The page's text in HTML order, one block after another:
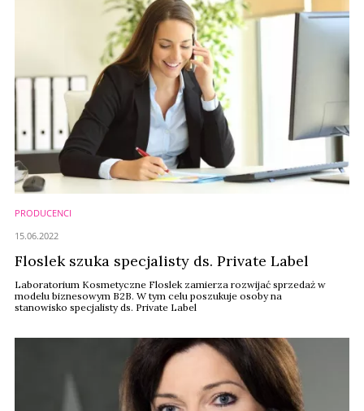
PRODUCENCI
Floslek szuka specjalisty ds. Private Label
Laboratorium Kosmetyczne Floslek zamierza rozwijać sprzedaż w
modelu biznesowym B2B. W tym celu poszukuje osoby na
stanowisko specjalisty ds. Private Label
15.06.2022